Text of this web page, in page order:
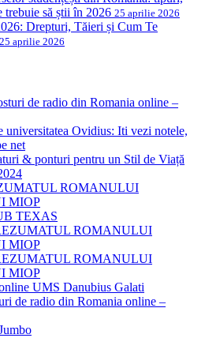
să știi în 2026 25 aprilie 2026
Drepturi, Tăieri și Cum Te
25 aprilie 2026
de radio din Romania online –
universitatea Ovidius: Iti vezi notele,
net
& ponturi pentru un Stil de Viață
ROMANULUI
MIOP
TEXAS
ROMANULUI
MIOP
ROMANULUI
MIOP
UMS Danubius Galati
de radio din Romania online –